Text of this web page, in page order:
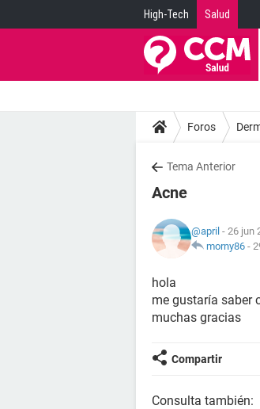
High-Tech Salud
Foros
Tema Anterior
Acne
@april - 26 jun
morny86 -
hola
me gustaría saber
muchas gracias
Compartir
Consulta también: